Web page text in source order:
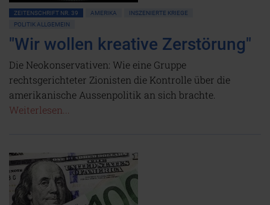
ZEITENSCHRIFT NR. 39 AMERIKA
INSZENIERTE KRIEGE
POLITIK ALLGEMEIN
"Wir wollen kreative Zerstörung"
Die Neokonservativen: Wie eine Gruppe
rechtsgerichteter Zionisten die Kontrolle über die
amerikanische Aussenpolitik an sich brachte.
Weiterlesen...